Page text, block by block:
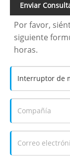
Enviar
Por favor,
siguiente
horas.